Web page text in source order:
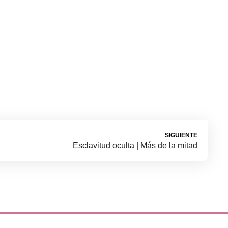
SIGUIENTE
Esclavitud oculta | Más de la mitad